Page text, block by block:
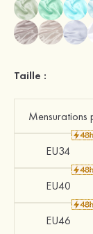
Taille :
Mensurations
EU34
EU40
EU46